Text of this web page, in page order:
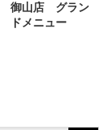
御山店 グラン
ドメニュー